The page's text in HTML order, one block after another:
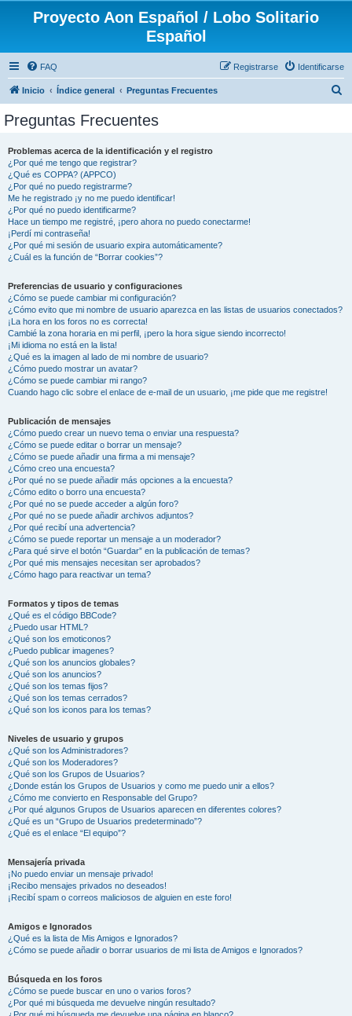
Proyecto Aon Español / Lobo Solitario
Español
FAQ Identificarse
Registrarse
Inicio Índice general Preguntas Frecuentes
Preguntas Frecuentes
Problemas acerca de la identificación y el registro
¿Por qué me tengo que registrar?
¿Qué es COPPA? (APPCO)
¿Por qué no puedo registrarme?
Me he registrado ¡y no me puedo identificar!
¿Por qué no puedo identificarme?
Hace un tiempo me registré, ¡pero ahora no puedo conectarme!
¡Perdí mi contraseña!
¿Por qué mi sesión de usuario expira automáticamente?
¿Cuál es la función de “Borrar cookies”?
Preferencias de usuario y configuraciones
¿Cómo se puede cambiar mi configuración?
¿Cómo evito que mi nombre de usuario aparezca en las listas de usuarios conectados?
¡La hora en los foros no es correcta!
Cambié la zona horaria en mi perfil, ¡pero la hora sigue siendo incorrecto!
¡Mi idioma no está en la lista!
¿Qué es la imagen al lado de mi nombre de usuario?
¿Cómo puedo mostrar un avatar?
¿Cómo se puede cambiar mi rango?
Cuando hago clic sobre el enlace de e-mail de un usuario, ¡me pide que me registre!
Publicación de mensajes
¿Cómo puedo crear un nuevo tema o enviar una respuesta?
¿Cómo se puede editar o borrar un mensaje?
¿Cómo se puede añadir una firma a mi mensaje?
¿Cómo creo una encuesta?
¿Por qué no se puede añadir más opciones a la encuesta?
¿Cómo edito o borro una encuesta?
¿Por qué no se puede acceder a algún foro?
¿Por qué no se puede añadir archivos adjuntos?
¿Por qué recibí una advertencia?
¿Cómo se puede reportar un mensaje a un moderador?
¿Para qué sirve el botón “Guardar” en la publicación de temas?
¿Por qué mis mensajes necesitan ser aprobados?
¿Cómo hago para reactivar un tema?
Formatos y tipos de temas
¿Qué es el código BBCode?
¿Puedo usar HTML?
¿Qué son los emoticonos?
¿Puedo publicar imagenes?
¿Qué son los anuncios globales?
¿Qué son los anuncios?
¿Qué son los temas fijos?
¿Qué son los temas cerrados?
¿Qué son los iconos para los temas?
Niveles de usuario y grupos
¿Qué son los Administradores?
¿Qué son los Moderadores?
¿Qué son los Grupos de Usuarios?
¿Donde están los Grupos de Usuarios y como me puedo unir a ellos?
¿Cómo me convierto en Responsable del Grupo?
¿Por qué algunos Grupos de Usuarios aparecen en diferentes colores?
¿Qué es un “Grupo de Usuarios predeterminado”?
¿Qué es el enlace “El equipo”?
Mensajería privada
¡No puedo enviar un mensaje privado!
¡Recibo mensajes privados no deseados!
¡Recibí spam o correos maliciosos de alguien en este foro!
Amigos e Ignorados
¿Qué es la lista de Mis Amigos e Ignorados?
¿Cómo se puede añadir o borrar usuarios de mi lista de Amigos e Ignorados?
Búsqueda en los foros
¿Cómo se puede buscar en uno o varios foros?
¿Por qué mi búsqueda me devuelve ningún resultado?